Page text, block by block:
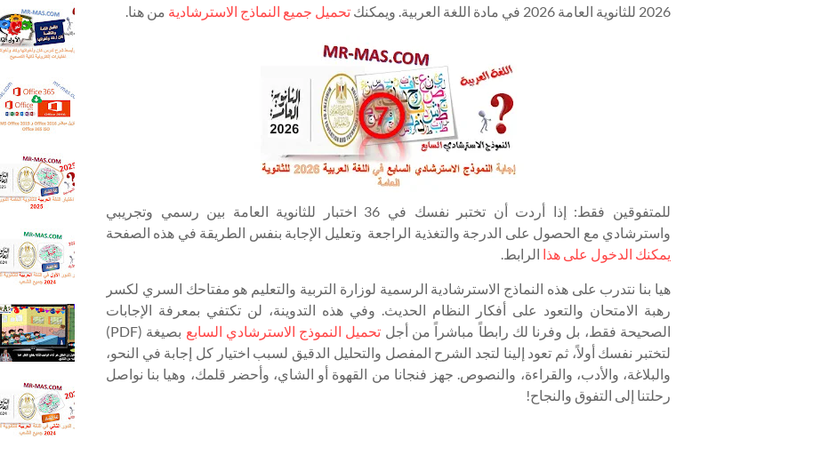
2026 للثانوية العامة 2026 في مادة اللغة العربية. ويمكنك
تحميل جميع النماذج الاسترشادية من هنا.
للمتفوقين فقط: إذا أردت أن تختبر نفسك في 36 اختبار للثانوية العامة بين رسمي وتجريبي
واسترشادي مع الحصول على الدرجة والتغذية الراجعة وتعليل الإجابة بنفس الطريقة في هذه الصفحة
يمكنك الدخول على هذا الرابط.
هيا بنا نتدرب على هذه النماذج الاسترشادية الرسمية لوزارة التربية والتعليم هو مفتاحك السري لكسر
رهبة الامتحان والتعود على أفكار النظام الحديث. وفي هذه التدوينة، لن تكتفي بمعرفة الإجابات
الصحيحة فقط، بل وفرنا لك رابطاً مباشراً من أجل تحميل النموذج الاسترشادي السابع
بصيغة (PDF)
لتختبر نفسك أولاً، ثم تعود إلينا لتجد الشرح المفصل والتحليل الدقيق لسبب اختيار كل إجابة في النحو،
والبلاغة، والأدب، والقراءة، والنصوص. جهز فنجانا من القهوة أو الشاي، وأحضر قلمك، وهيا بنا نواصل
رحلتنا إلى التفوق والنجاح!
.أفضل وأبسط
شرح لدرس
كان و أخواتها
وكاد وأخواتها
. روابط تنزيل
مباشر أوفيس
2016 و2019
.اجابه اختبار
اللغه العربيه
للثانويه العامه
الدور الاول
.إجابة اختبار
الدور الأول في
اللغة العربية
للثانوية العامة
2024
.شرح نص
الخلق كنز لا
يفنى - الصف
الثاني الإعدادي
الترم الثاني
.اختبار اللغة
العربية للدور
الثاني 2024
للثانوية العامة